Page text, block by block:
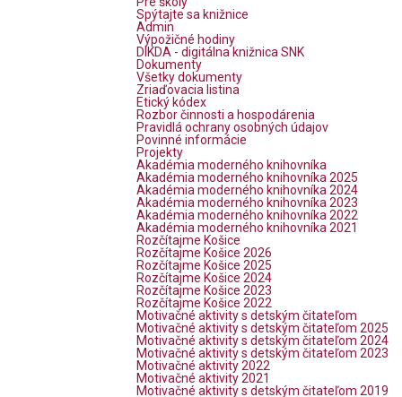
Spýtajte sa knižnice
Admin
Výpožičné hodiny
DIKDA - digitálna knižnica SNK
Dokumenty
Všetky dokumenty
Zriaďovacia listina
Etický kódex
Rozbor činnosti a hospodárenia
Pravidlá ochrany osobných údajov
Povinné informácie
Projekty
Akadémia moderného knihovníka
Akadémia moderného knihovníka 2025
Akadémia moderného knihovníka 2024
Akadémia moderného knihovníka 2023
Akadémia moderného knihovníka 2022
Akadémia moderného knihovníka 2021
Rozčítajme Košice
Rozčítajme Košice 2026
Rozčítajme Košice 2025
Rozčítajme Košice 2024
Rozčítajme Košice 2023
Rozčítajme Košice 2022
Motivačné aktivity s detským čitateľom
Motivačné aktivity s detským čitateľom 2025
Motivačné aktivity s detským čitateľom 2024
Motivačné aktivity s detským čitateľom 2023
Motivačné aktivity 2022
Motivačné aktivity 2021
Motivačné aktivity s detským čitateľom 2019